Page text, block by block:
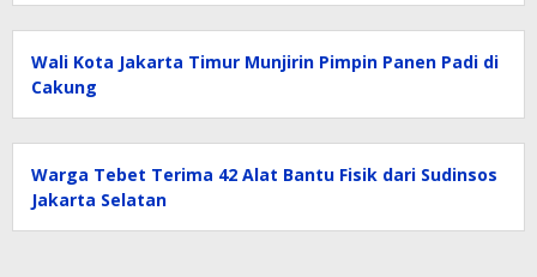
Wali Kota Jakarta Timur Munjirin Pimpin Panen Padi di
Cakung
Warga Tebet Terima 42 Alat Bantu Fisik dari Sudinsos
Jakarta Selatan